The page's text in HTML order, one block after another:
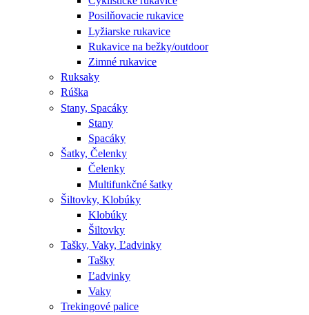
Posilňovacie rukavice
Lyžiarske rukavice
Rukavice na bežky/outdoor
Zimné rukavice
Ruksaky
Rúška
Stany, Spacáky
Stany
Spacáky
Šatky, Čelenky
Čelenky
Multifunkčné šatky
Šiltovky, Klobúky
Klobúky
Šiltovky
Tašky, Vaky, Ľadvinky
Tašky
Ľadvinky
Vaky
Trekingové palice